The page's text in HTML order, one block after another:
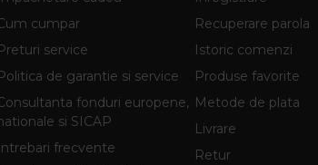
cumpar
service
de garantie si service
fonduri europene,
si SICAP
frecvente
Recuperare parola
Istoric comenzi
Produse favorite
Metode de plata
Livrare
Retur